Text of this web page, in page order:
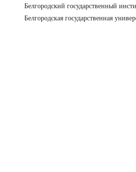
Белгородский государственный
Белгородская государственная